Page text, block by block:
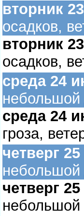
торник
осадков,
торник
осадков,
среда 24
небольшой
среда 24
роза,
четверг
четверг